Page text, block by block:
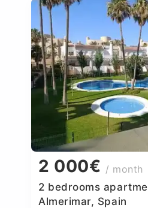
2 000€ / month
2 bedrooms
Almerimar, Spain